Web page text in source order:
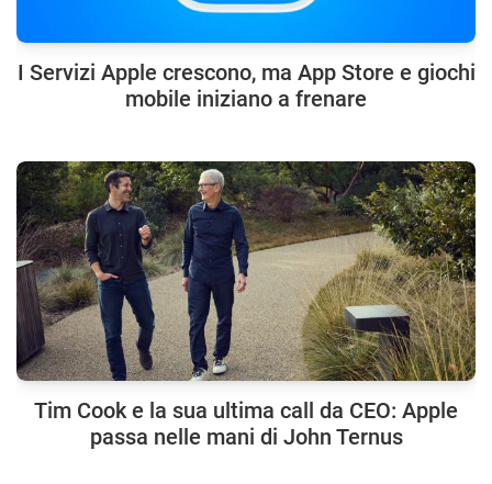
I Servizi Apple crescono, ma App Store e giochi
mobile iniziano a frenare
Tim Cook e la sua ultima call da CEO: Apple
passa nelle mani di John Ternus